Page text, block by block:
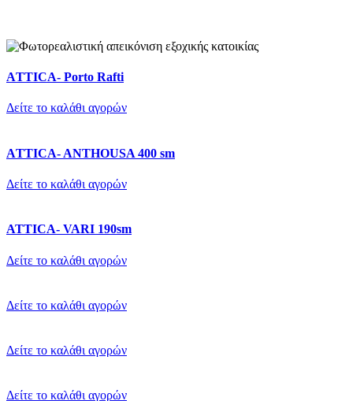
ΑTTICA- Porto Rafti
Δείτε το καλάθι αγορών
ΑTTICA- ANTHOUSA 400 sm
Δείτε το καλάθι αγορών
ATTICA- VARI 190sm
Δείτε το καλάθι αγορών
Δείτε το καλάθι αγορών
Δείτε το καλάθι αγορών
Δείτε το καλάθι αγορών